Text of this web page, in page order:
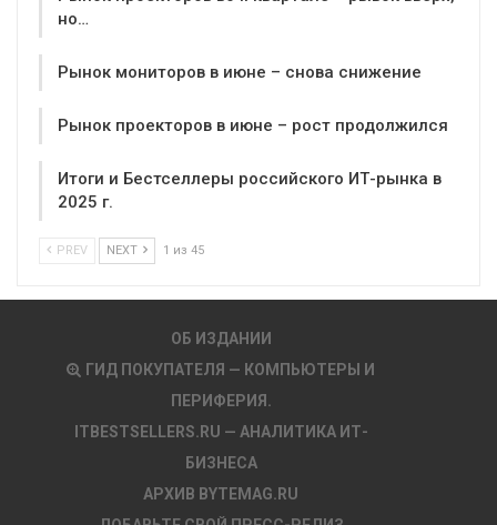
но…
Рынок мониторов в июне – снова снижение
Рынок проекторов в июне – рост продолжился
Итоги и Бестселлеры российского ИТ-рынка в
2025 г.
PREV NEXT 1 из 45
ОБ ИЗДАНИИ
ГИД ПОКУПАТЕЛЯ — КОМПЬЮТЕРЫ И
ПЕРИФЕРИЯ.
ITBESTSELLERS.RU — АНАЛИТИКА ИТ-
БИЗНЕСА
АРХИВ BYTEMAG.RU